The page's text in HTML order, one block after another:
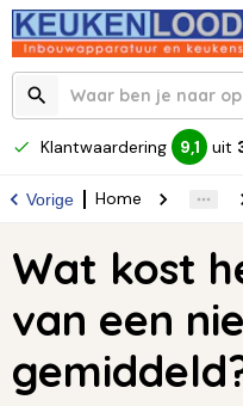
Klantwaardering 9,1 uit
Vorige Home
Wat kost
van een